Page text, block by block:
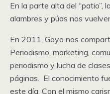
En la parte alta del “patio”,
alambres y púas nos
En 2011, Goyo nos
Periodismo, marketing,
periodismo y lucha de
páginas. El conocimiento
este día. Con el mismo